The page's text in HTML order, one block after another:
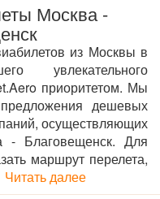
Москва -
из Москвы в
увлекательного
приоритетом. Мы
дешевых
осуществляющих
- Благовещенск. Для
маршрут перелета,
Читать далее